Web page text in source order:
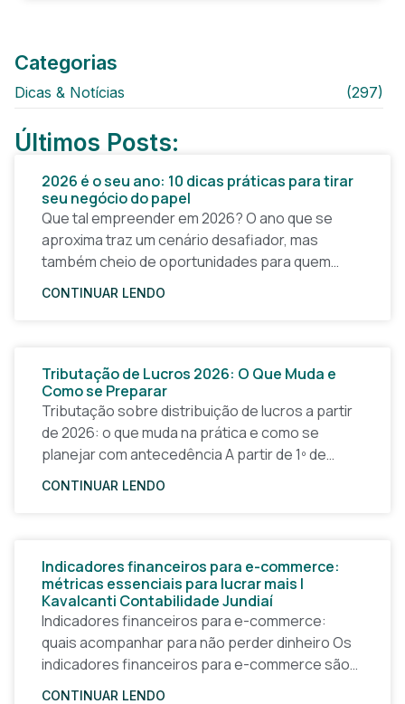
Categorias
Dicas & Notícias (297)
Últimos Posts:
2026 é o seu ano: 10 dicas práticas para tirar
seu negócio do papel
Que tal empreender em 2026? O ano que se
aproxima traz um cenário desafiador, mas
também cheio de oportunidades para quem
quer tirar uma ideia do papel e construir um
CONTINUAR LENDO
Tributação de Lucros 2026: O Que Muda e
Como se Preparar
Tributação sobre distribuição de lucros a partir
de 2026: o que muda na prática e como se
planejar com antecedência A partir de 1º de
janeiro de 2026, a forma
CONTINUAR LENDO
Indicadores financeiros para e-commerce:
métricas essenciais para lucrar mais |
Kavalcanti Contabilidade Jundiaí
Indicadores financeiros para e-commerce:
quais acompanhar para não perder dinheiro Os
indicadores financeiros para e-commerce são a
base de qualquer decisão inteligente em uma
CONTINUAR LENDO